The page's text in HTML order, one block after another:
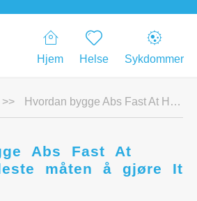
Hjem Helse Sykdommer
>> Hvordan bygge Abs Fast At Home - enkleste måten å gjøre It
Abs Fast At
måten å gjøre It